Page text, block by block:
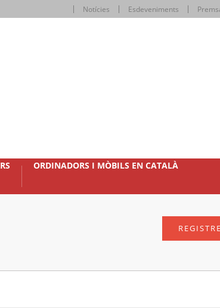
Notícies Esdeveniments
ORDINADORS I MÒBILS EN CATALÀ